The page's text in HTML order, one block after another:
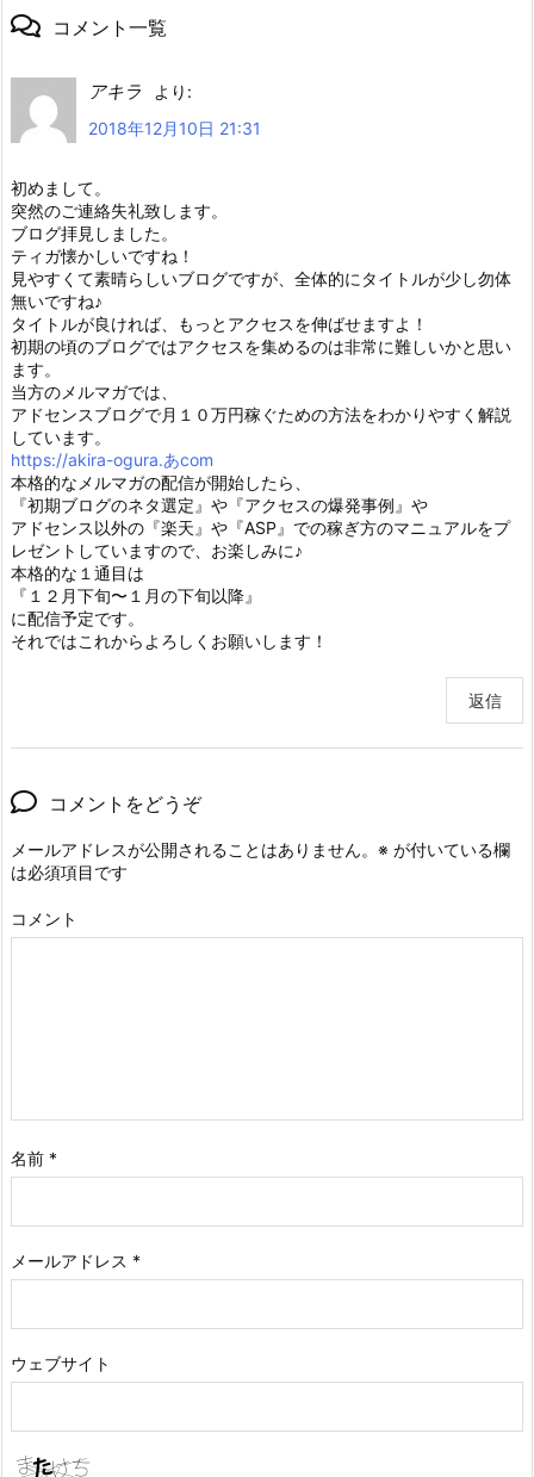
コメント一覧
アキラ
より:
2018年12月10日 21:31
初めまして。
突然のご連絡失礼致します。
ブログ拝見しました。
ティガ懐かしいですね！
見やすくて素晴らしいブログですが、全体的にタイトルが少し勿体
無いですね♪
タイトルが良ければ、もっとアクセスを伸ばせますよ！
初期の頃のブログではアクセスを集めるのは非常に難しいかと思い
ます。
当方のメルマガでは、
アドセンスブログで月１０万円稼ぐための方法をわかりやすく解説
しています。
https://akira-ogura.あcom
本格的なメルマガの配信が開始したら、
『初期ブログのネタ選定』や『アクセスの爆発事例』や
アドセンス以外の『楽天』や『ASP』での稼ぎ方のマニュアルをプ
レゼントしていますので、お楽しみに♪
本格的な１通目は
『１２月下旬〜１月の下旬以降』
に配信予定です。
それではこれからよろしくお願いします！
返信
コメントをどうぞ
メールアドレスが公開されることはありません。 ※ が付いている欄
は必須項目です
コメント
名前 *
メールアドレス *
ウェブサイト